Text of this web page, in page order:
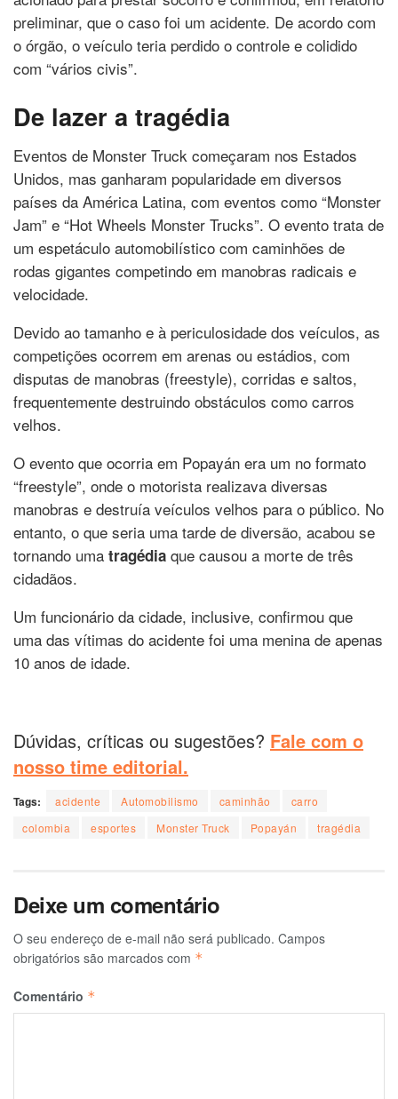
preliminar, que o caso foi um acidente. De acordo com
o órgão, o veículo teria perdido o controle e colidido
com “vários civis”.
De lazer a tragédia
Eventos de Monster Truck começaram nos Estados
Unidos, mas ganharam popularidade em diversos
países da América Latina, com eventos como “Monster
Jam” e “Hot Wheels Monster Trucks”. O evento trata de
um espetáculo automobilístico com caminhões de
rodas gigantes competindo em manobras radicais e
velocidade.
Devido ao tamanho e à periculosidade dos veículos, as
competições ocorrem em arenas ou estádios, com
disputas de manobras (freestyle), corridas e saltos,
frequentemente destruindo obstáculos como carros
velhos.
O evento que ocorria em Popayán era um no formato
“freestyle”, onde o motorista realizava diversas
manobras e destruía veículos velhos para o público. No
entanto, o que seria uma tarde de diversão, acabou se
tornando uma tragédia que causou a morte de três
cidadãos.
Um funcionário da cidade, inclusive, confirmou que
uma das vítimas do acidente foi uma menina de apenas
10 anos de idade.
Dúvidas, críticas ou sugestões? Fale com o
nosso time editorial.
Tags: acidente Automobilismo caminhão
carro
colombia
esportes Monster Truck Popayán tragédia
Deixe um comentário
O seu endereço de e-mail não será publicado. Campos
obrigatórios são marcados com *
Comentário *